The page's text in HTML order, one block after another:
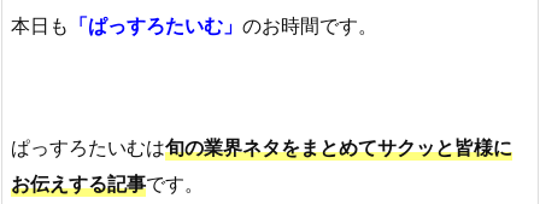
本日も 「ぱっすろたいむ」 のお時間です。
ぱっすろたいむは旬の業界ネタをまとめてサクッと皆様に
お伝えする記事です。